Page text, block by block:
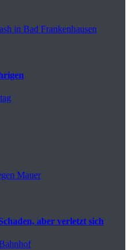
in Bad Frankenhausen
Mauer
aber verletzt sich